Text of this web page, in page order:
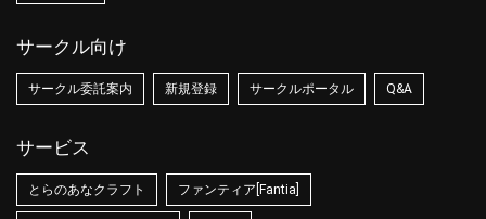
サークル向け
サークル委託案内 新規登録 サークルポータル Q&A
サービス
とらのあなクラフト ファンティア[Fantia]